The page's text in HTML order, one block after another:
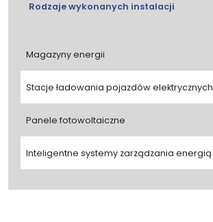
Rodzaje wykonanych instalacji
Magazyny energii
Stacje ładowania pojazdów elektrycznych
Panele fotowoltaiczne
Inteligentne systemy zarządzania energią